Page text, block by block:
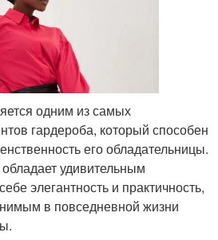
одним из самых
гардероба, который способен
его обладательницы.
удивительным
элегантность и практичность,
в повседневной жизни